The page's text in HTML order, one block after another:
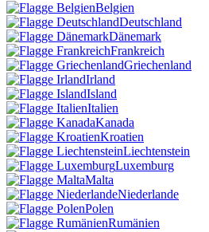
Belgien
Deutschland
Dänemark
Frankreich
Griechenland
Irland
Island
Italien
Kanada
Kroatien
Liechtenstein
Luxemburg
Malta
Niederlande
Polen
Rumänien